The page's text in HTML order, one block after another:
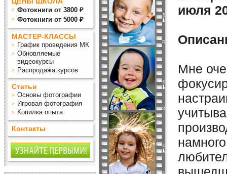
Фотокниги от 3800 ₽
Фотокниги от 5000 ₽
МАСТЕР-КЛАССЫ
График проведения МК
Обновляемые
видеокурсы
Распродажа курсов
Статьи
Основы фотографии
Игровая фотография
Копилка опыта
Контакты
июля
Мне